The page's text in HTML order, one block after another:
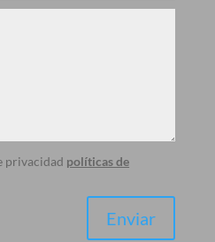
privacidad políticas de
Enviar